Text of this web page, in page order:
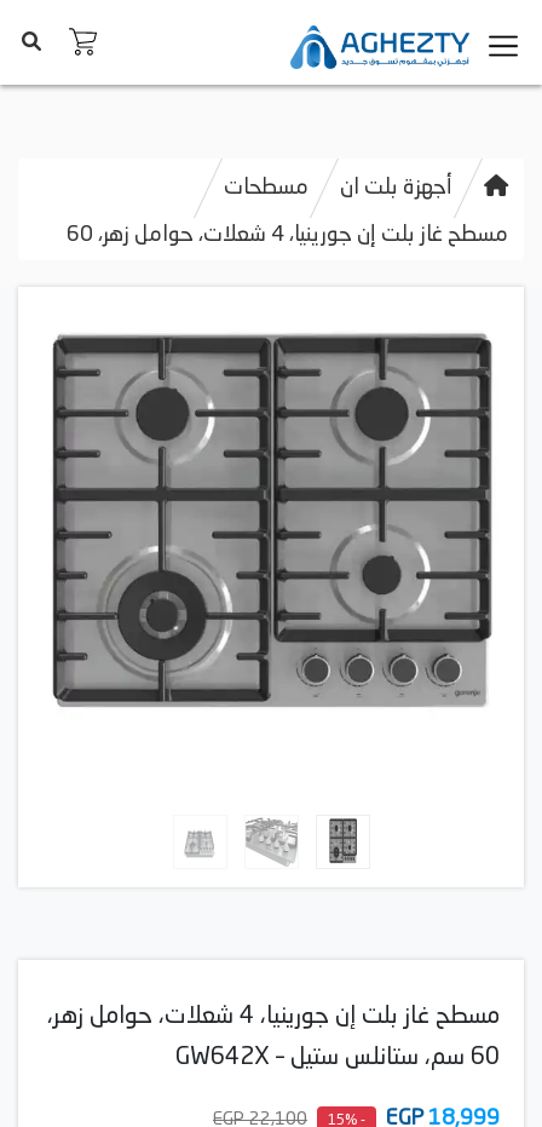
أجهزة بلت ان مسطحات
مسطح غاز بلت إن جورينيا، 4 شعلات، حوامل زهر، 60
مسطح غاز بلت إن جورينيا، 4 شعلات، حوامل زهر،
60 سم، ستانلس ستيل – GW642X
18,999
EGP
- 15%
22,100 EGP